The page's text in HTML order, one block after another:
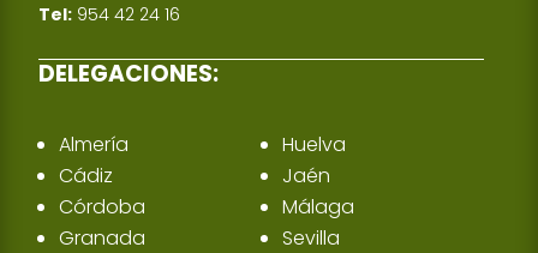
Tel: 954 42 24 16
DELEGACIONES:
Almería
Cádiz
Córdoba
Granada
Huelva
Jaén
Málaga
Sevilla